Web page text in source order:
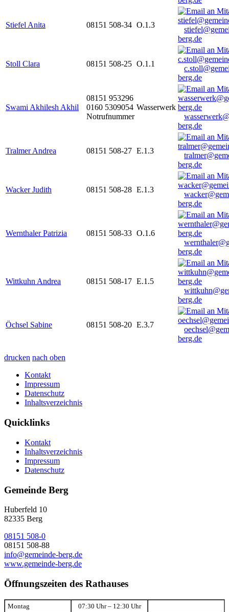
Stiefel Anita 08151 508-34 O.1.3
berg.de
Stoll Clara 08151 508-25 O.1.1
berg.de
Swami Akhilesh Akhil
08151 953296
0160 5309054
Notrufnummer
Wasserwerk
berg.de
Tralmer Andrea 08151 508-27 E.1.3
berg.de
Wacker Judith 08151 508-28 E.1.3
berg.de
Wernthaler Patrizia 08151 508-33 O.1.6
berg.de
Wittkuhn Andrea 08151 508-17 E.1.5
berg.de
Öchsel Sabine 08151 508-20 E.3.7
berg.de
drucken nach oben
Kontakt
Impressum
Datenschutz
Inhaltsverzeichnis
Quicklinks
Kontakt
Inhaltsverzeichnis
Impressum
Datenschutz
Gemeinde Berg
Huberfeld 10
82335 Berg
08151 508-0
08151 508-88
info@gemeinde-berg.de
www.gemeinde-berg.de
Öffnungszeiten des Rathauses
Montag 07:30 Uhr – 12:30 Uhr